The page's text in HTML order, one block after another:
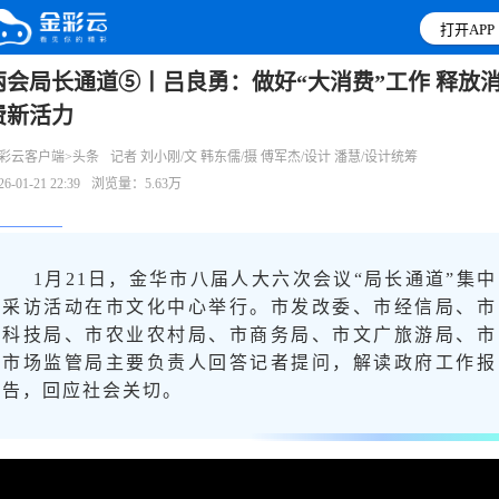
打开APP
会局长通道⑤丨吕良勇：做好“大消费”工作 释放
新活力
云客户端>头条
记者 刘小刚/文 韩东儒/摄 傅军杰/设计 潘慧/设计统筹
01-21 22:39
浏览量：5.63万
1月21日，金华市八届人大六次会议“局长通道”集中
采访活动在市文化中心举行。市发改委、市经信局、市
科技局、市农业农村局、市商务局、市文广旅游局、市
市场监管局主要负责人回答记者提问，解读政府工作报
告，回应社会关切。